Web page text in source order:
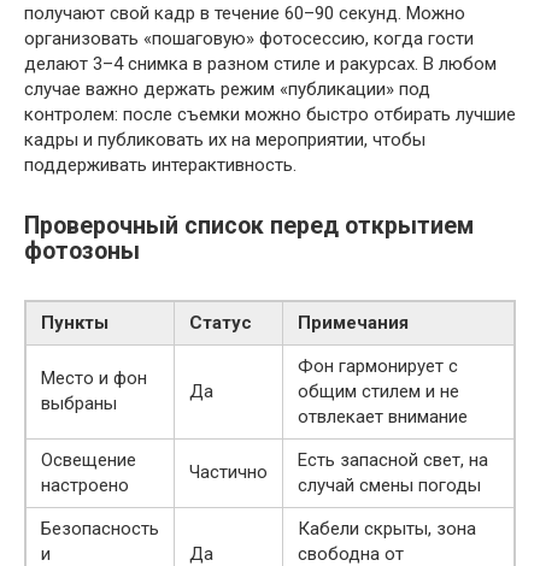
получают свой кадр в течение 60–90 секунд. Можно
организовать «пошаговую» фотосессию, когда гости
делают 3–4 снимка в разном стиле и ракурсах. В любом
случае важно держать режим «публикации» под
контролем: после съемки можно быстро отбирать лучшие
кадры и публиковать их на мероприятии, чтобы
поддерживать интерактивность.
Проверочный список перед открытием
фотозоны
Пункты Статус Примечания
Место и фон
выбраны
Да
Фон гармонирует с
общим стилем и не
отвлекает внимание
Освещение
настроено
Частично
Есть запасной свет, на
случай смены погоды
Безопасность
и
Да
Кабели скрыты, зона
свободна от